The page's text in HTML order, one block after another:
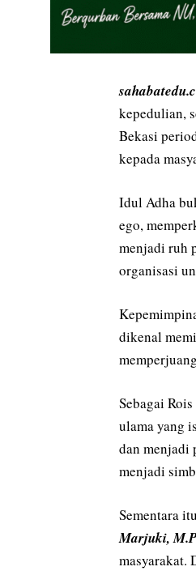
kepedulian,
Bekasi
kepada
Idul Adha
ego,
menjadi ruh
organisasi
dikenal
Sebagai
ulama yang
dan menjadi
menjadi
Sementara
Marjuki,
masyarakat.